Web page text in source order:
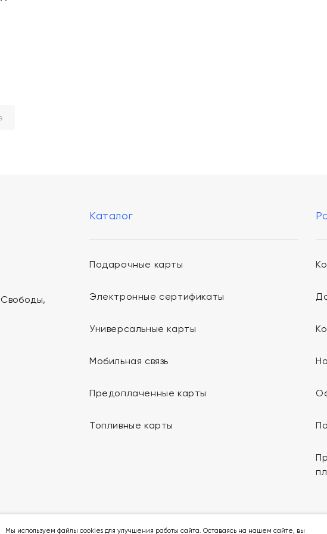
Свободы,
Каталог
Подарочные карты
Электронные сертификаты
Универсальные карты
Мобильная связь
Предоплаченные карты
Топливные карты
Мы в социальных сетях:
Мы используем файлы cookies для улучшения работы сайта. Оставаясь на нашем сайте, вы